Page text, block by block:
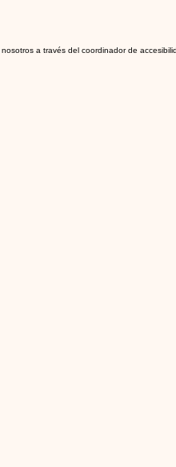
a través del coordinador de